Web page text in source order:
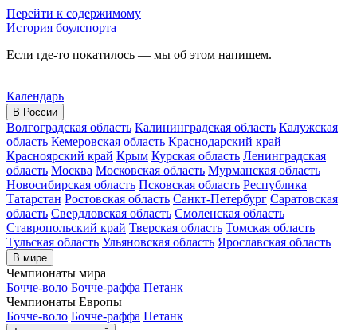
Перейти к содержимому
История боулспорта
Если где-то покатилось — мы об этом напишем.
Календарь
В России
Волгоградская область Калининградская область Калужская
область Кемеровская область Краснодарский край
Красноярский край Крым Курская область Ленинградская
область Москва Московская область Мурманская область
Новосибирская область Псковская область Республика
Татарстан Ростовская область Санкт-Петербург Саратовская
область Свердловская область Смоленская область
Ставропольский край Тверская область Томская область
Тульская область Ульяновская область Ярославская область
В мире
Чемпионаты мира
Бочче-воло Бочче-раффа Петанк
Чемпионаты Европы
Бочче-воло Бочче-раффа Петанк